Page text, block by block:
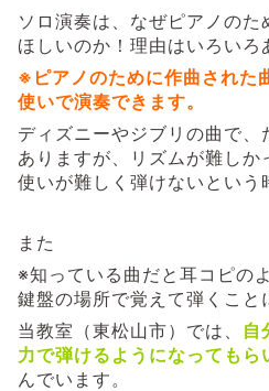
ソロ演奏は、なぜピアノのた
ほしいのか！理由はいろいろ
※ピアノのために作曲された
使いで演奏できます。
ディズニーやジブリの曲で、
ありますが、リズムが難し
使いが難しく弾けないという
また
※知っている曲だと耳コピの
鍵盤の場所で覚えて弾くこと
当教室（東松山市）では、 自
力で弾けるようになってもら
んでいます。